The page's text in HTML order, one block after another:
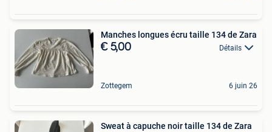
Manches longues écru taille 134 de Zara
€ 5,00 Détails
Zottegem 6 juin 26
Sweat à capuche noir taille 134 de Zara